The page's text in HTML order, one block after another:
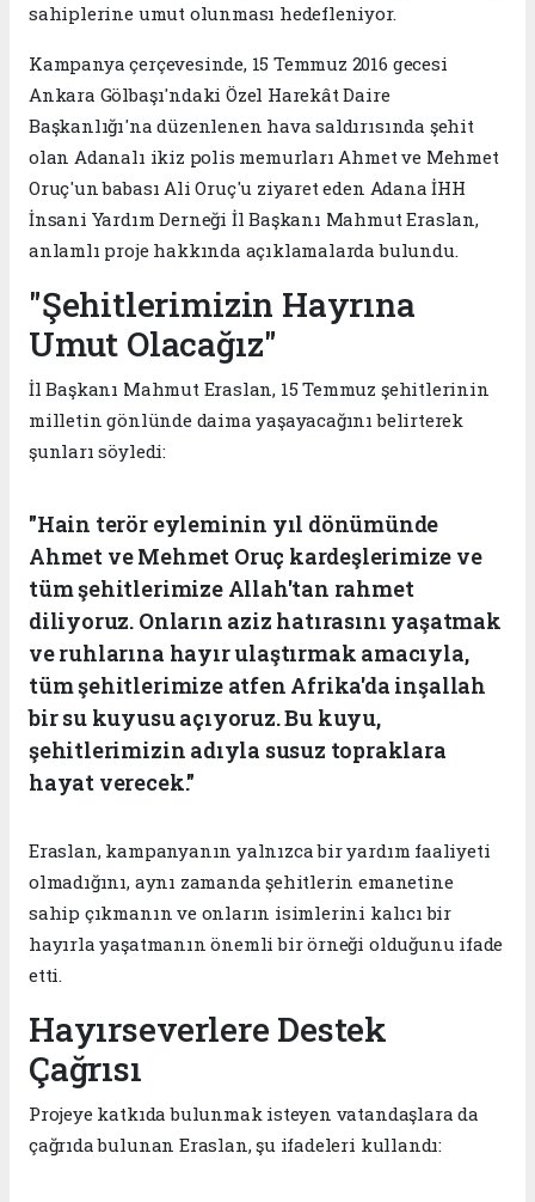
sahiplerine umut olunması hedefleniyor.
Kampanya çerçevesinde, 15 Temmuz 2016 gecesi
Ankara Gölbaşı'ndaki Özel Harekât Daire
Başkanlığı'na düzenlenen hava saldırısında şehit
olan Adanalı ikiz polis memurları Ahmet ve Mehmet
Oruç'un babası Ali Oruç'u ziyaret eden Adana İHH
İnsani Yardım Derneği İl Başkanı Mahmut Eraslan,
anlamlı proje hakkında açıklamalarda bulundu.
"Şehitlerimizin Hayrına
Umut Olacağız"
İl Başkanı Mahmut Eraslan, 15 Temmuz şehitlerinin
milletin gönlünde daima yaşayacağını belirterek
şunları söyledi:
"Hain terör eyleminin yıl dönümünde
Ahmet ve Mehmet Oruç kardeşlerimize ve
tüm şehitlerimize Allah'tan rahmet
diliyoruz. Onların aziz hatırasını yaşatmak
ve ruhlarına hayır ulaştırmak amacıyla,
tüm şehitlerimize atfen Afrika'da inşallah
bir su kuyusu açıyoruz. Bu kuyu,
şehitlerimizin adıyla susuz topraklara
hayat verecek."
Eraslan, kampanyanın yalnızca bir yardım faaliyeti
olmadığını, aynı zamanda şehitlerin emanetine
sahip çıkmanın ve onların isimlerini kalıcı bir
hayırla yaşatmanın önemli bir örneği olduğunu ifade
etti.
Hayırseverlere Destek
Çağrısı
Projeye katkıda bulunmak isteyen vatandaşlara da
çağrıda bulunan Eraslan, şu ifadeleri kullandı: